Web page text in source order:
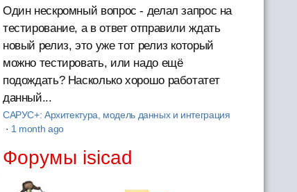
Один нескромный вопрос - делал запрос на
тестирование, а в ответ отправили ждать
новый релиз, это уже тот релиз который
можно тестировать, или надо ещё
подождать? Насколько хорошо работатет
данный...
САРУС+: Архитектура, модель данных и интеграция
· 1 month ago
Форумы isicad